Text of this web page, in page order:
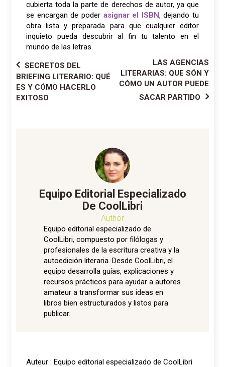
cubierta toda la parte de derechos de autor, ya que
se encargan de poder asignar el ISBN, dejando tu
obra lista y preparada para que cualquier editor
inquieto pueda descubrir al fin tu talento en el
mundo de las letras.
Navegación
de
entradas
SECRETOS DEL
BRIEFING LITERARIO: QUÉ
ES Y CÓMO HACERLO
EXITOSO
LAS AGENCIAS
LITERARIAS: QUE SÓN Y
CÓMO UN AUTOR PUEDE
SACAR PARTIDO
Equipo Editorial Especializado
De CoolLibri
Author
Equipo editorial especializado de
CoolLibri, compuesto por filólogas y
profesionales de la escritura creativa y la
autoedición literaria. Desde CoolLibri, el
equipo desarrolla guías, explicaciones y
recursos prácticos para ayudar a autores
amateur a transformar sus ideas en
libros bien estructurados y listos para
publicar.
Auteur : Equipo editorial especializado de CoolLibri